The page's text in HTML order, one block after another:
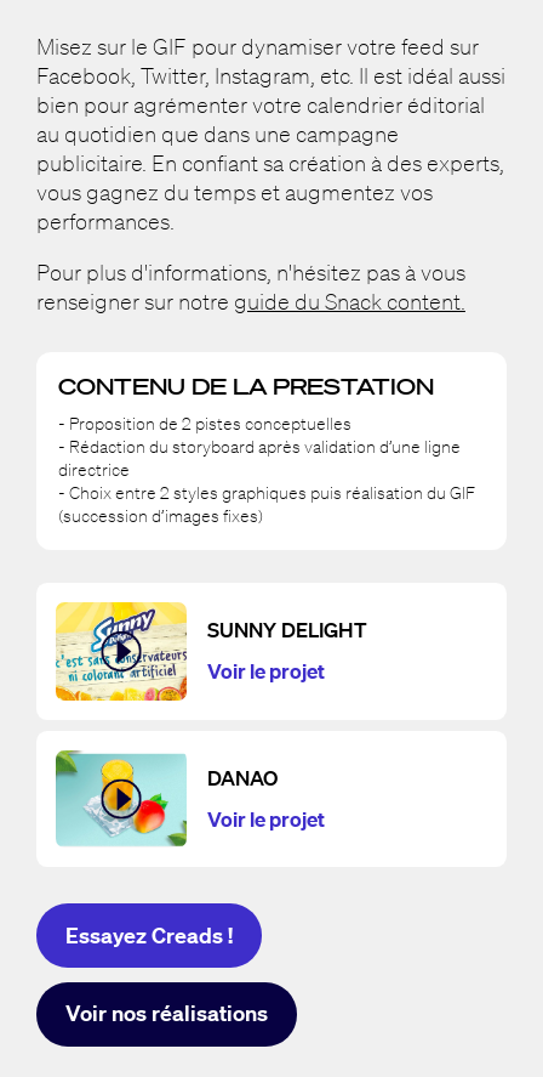
Misez sur le GIF pour dynamiser votre feed sur
Facebook, Twitter, Instagram, etc. Il est idéal aussi
bien pour agrémenter votre calendrier éditorial
au quotidien que dans une campagne
publicitaire. En confiant sa création à des experts,
vous gagnez du temps et augmentez vos
performances.
Pour plus d'informations, n'hésitez pas à vous
renseigner sur notre guide du Snack content.
CONTENU DE LA PRESTATION
- Proposition de 2 pistes conceptuelles
- Rédaction du storyboard après validation d’une ligne
directrice
- Choix entre 2 styles graphiques puis réalisation du GIF
(succession d’images fixes)
SUNNY DELIGHT
Voir le projet
DANAO
Voir le projet
Essayez Creads !
Voir nos réalisations